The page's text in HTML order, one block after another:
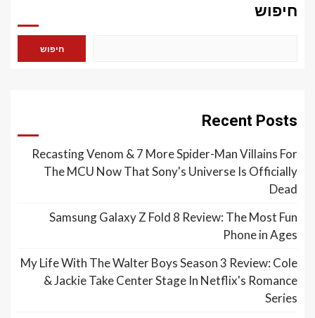
חיפוש
חיפוש
Recent Posts
Recasting Venom & 7 More Spider-Man Villains For
The MCU Now That Sony's Universe Is Officially
Dead
Samsung Galaxy Z Fold 8 Review: The Most Fun
Phone in Ages
My Life With The Walter Boys Season 3 Review: Cole
& Jackie Take Center Stage In Netflix's Romance
Series